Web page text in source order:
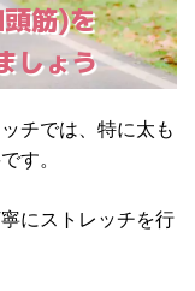
筋)を
しょう
チでは、特に太も
す。
にストレッチを行